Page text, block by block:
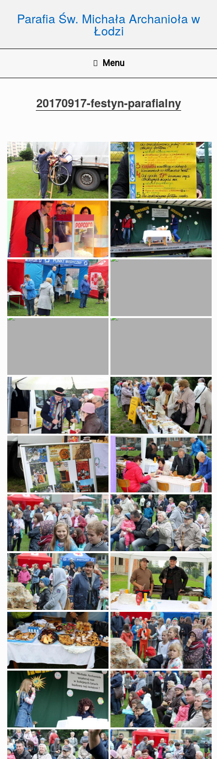
contentParafia Św. Michała Archanioła w
Łodzi
Menu
20170917-festyn-parafialny